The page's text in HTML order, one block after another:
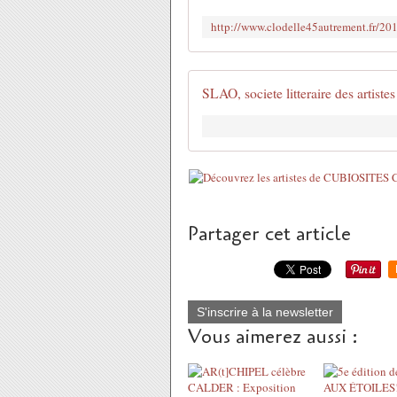
SLAO, societe litteraire des
Partager cet article
S'inscrire à la newsletter
Vous aimerez aussi :